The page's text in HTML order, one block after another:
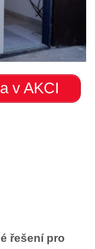
v AKCI
řešení pro